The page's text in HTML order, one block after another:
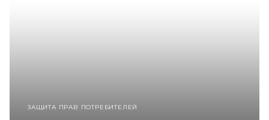
ЗАЩИТА ПРАВ ПОТРЕБИТЕЛЕЙ